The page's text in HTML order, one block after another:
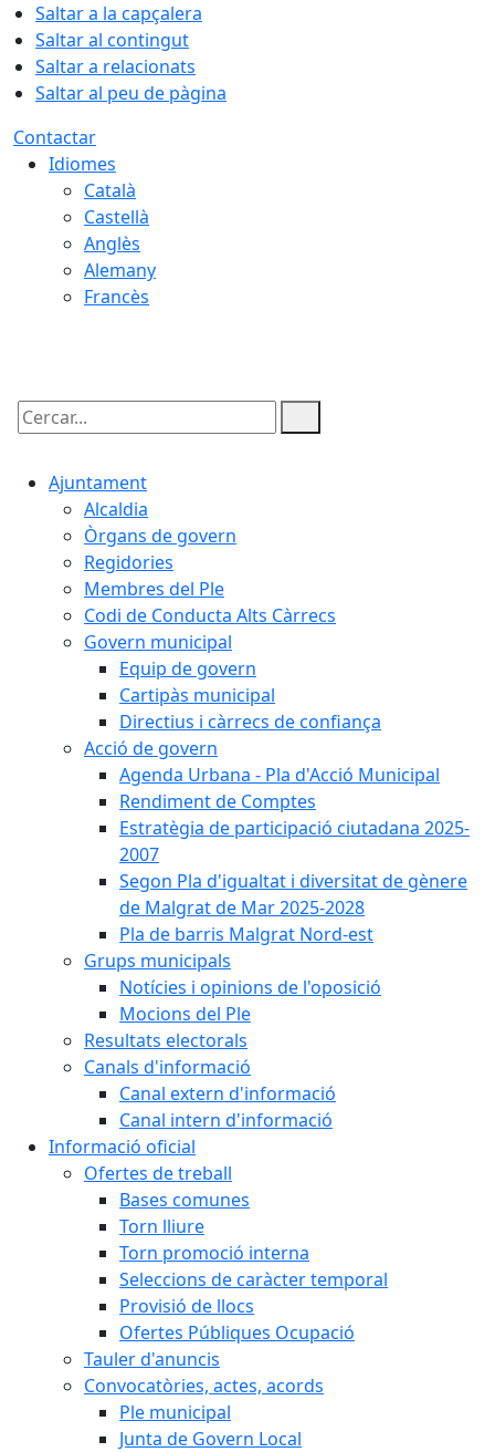
Saltar a la capçalera
Saltar al contingut
Saltar a relacionats
Saltar al peu de pàgina
Contactar
Idiomes
Català
Castellà
Anglès
Alemany
Francès
Cercar:
Ajuntament
Alcaldia
Òrgans de govern
Regidories
Membres del Ple
Codi de Conducta Alts Càrrecs
Govern municipal
Equip de govern
Cartipàs municipal
Directius i càrrecs de confiança
Acció de govern
Agenda Urbana - Pla d'Acció Municipal
Rendiment de Comptes
Estratègia de participació ciutadana 2025-
2007
Segon Pla d'igualtat i diversitat de gènere
de Malgrat de Mar 2025-2028
Pla de barris Malgrat Nord-est
Grups municipals
Notícies i opinions de l'oposició
Mocions del Ple
Resultats electorals
Canals d'informació
Canal extern d'informació
Canal intern d'informació
Informació oficial
Ofertes de treball
Bases comunes
Torn lliure
Torn promoció interna
Seleccions de caràcter temporal
Provisió de llocs
Ofertes Públiques Ocupació
Tauler d'anuncis
Convocatòries, actes, acords
Ple municipal
Junta de Govern Local